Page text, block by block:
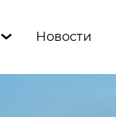
 Новости